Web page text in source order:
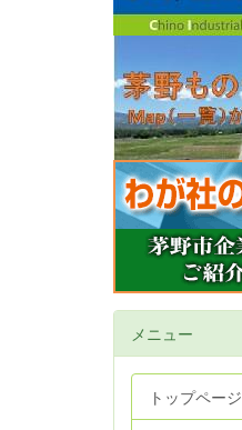
メニュー
トップページ